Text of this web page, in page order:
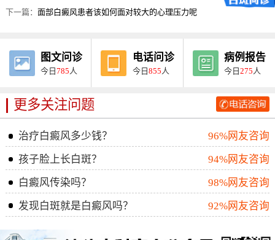
下一篇：面部白癜风患者该如何面对较大的心理压力呢
图文问诊
今日785 人
电话问诊
今日855 人
病例报告
今日275 人
更多关注问题
治疗白癜风多少钱？
96%网友咨询
孩子脸上长白斑？
94%网友咨询
白癜风传染吗？
98%网友咨询
发现白斑就是白癜风吗？
92%网友咨询